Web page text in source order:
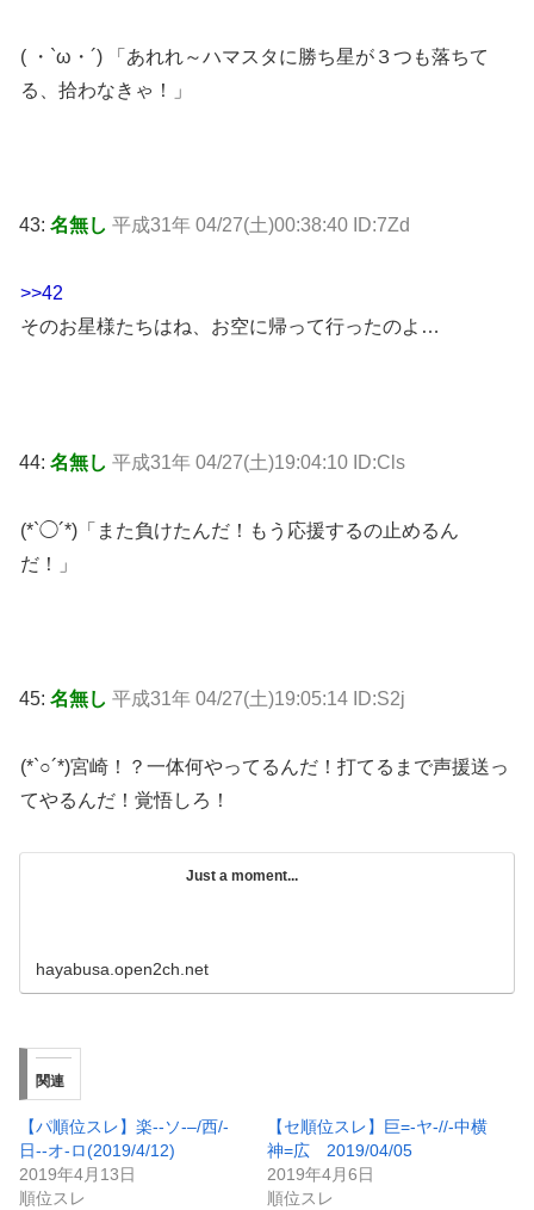
( ・`ω・´) 「あれれ～ハマスタに勝ち星が３つも落ちて
る、拾わなきゃ！」
43: 名無し 平成31年 04/27(土)00:38:40 ID:7Zd
>>42
そのお星様たちはね、お空に帰って行ったのよ…
44: 名無し 平成31年 04/27(土)19:04:10 ID:Cls
(*`◯´*)「また負けたんだ！もう応援するの止めるん
だ！」
45: 名無し 平成31年 04/27(土)19:05:14 ID:S2j
(*`○´*)宮崎！？一体何やってるんだ！打てるまで声援送っ
てやるんだ！覚悟しろ！
Just a moment...
hayabusa.open2ch.net
関連
【パ順位スレ】楽‐‐ソ‐–/西/-
日‐‐オ-ロ(2019/4/12)
2019年4月13日
順位スレ
【セ順位スレ】巨=-ヤ-//-中横
神=広 2019/04/05
2019年4月6日
順位スレ